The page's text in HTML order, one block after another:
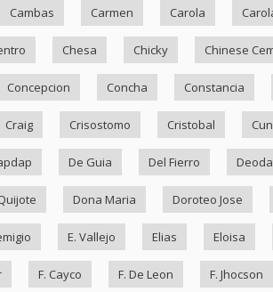
Cambas Carmen Carola
Chesa Chicky Chinese
Concepcion Concha Constancia
Craig Crisostomo Cristobal
De Guia Del Fierro
Dona Maria Doroteo Jose
E. Vallejo Elias Eloisa
F. Cayco F. De Leon F. Jhocson